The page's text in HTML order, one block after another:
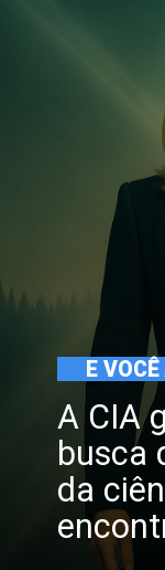
E
A CIA
busca
da